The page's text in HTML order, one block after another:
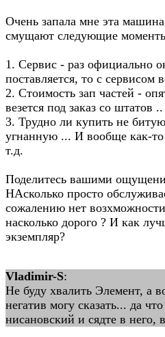
Очень запала мне эта
смущают следующие
1. Сервис - раз официально
поставляется, то с
2. Стоимость зап частей -
везется под заказ со штатов ..
3. Трудно ли купить не
угнанную ... И вообще как-
т.д.
Поделитесь вашими
НАсколько просто
сожалению нет
насколько дорого ? И как
экземпляр?
Vladimir-S:
Не буду хвалить Элемент, а
негатив могу сказать... да
нисановский и сядте в него,